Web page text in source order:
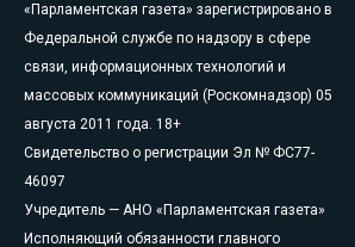
«Парламентская газета» зарегистрировано в
Федеральной службе по надзору в сфере
связи, информационных технологий и
массовых коммуникаций (Роскомнадзор) 05
августа 2011 года. 18+
Свидетельство о регистрации Эл № ФС77-
46097
Учредитель — АНО «Парламентская газета»
Исполняющий обязанности главного